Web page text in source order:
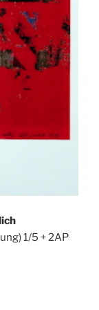
1/5 + 2AP